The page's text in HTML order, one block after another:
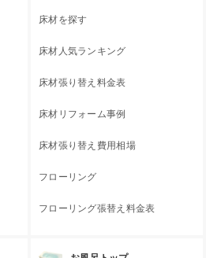
床材を探す
床材人気ランキング
床材張り替え料金表
床材リフォーム事例
床材張り替え費用相場
フローリング
フローリング張替え料金表